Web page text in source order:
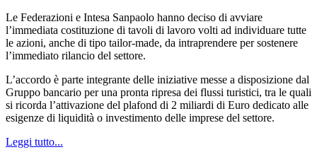
Le Federazioni e Intesa Sanpaolo hanno deciso di avviare
l’immediata costituzione di tavoli di lavoro volti ad individuare tutte
le azioni, anche di tipo tailor-made, da intraprendere per sostenere
l’immediato rilancio del settore.
L’accordo è parte integrante delle iniziative messe a disposizione dal
Gruppo bancario per una pronta ripresa dei flussi turistici, tra le quali
si ricorda l’attivazione del plafond di 2 miliardi di Euro dedicato alle
esigenze di liquidità o investimento delle imprese del settore.
Leggi tutto...